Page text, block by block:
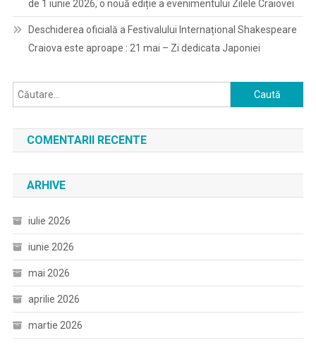
de 1 iunie 2026, o nouă ediție a evenimentului Zilele Craiovei
Deschiderea oficială a Festivalului Internațional Shakespeare
Craiova este aproape : 21 mai – Zi dedicata Japoniei
Caută
după:
COMENTARII RECENTE
ARHIVE
iulie 2026
iunie 2026
mai 2026
aprilie 2026
martie 2026